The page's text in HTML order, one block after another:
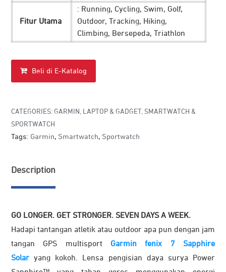
Fitur Utama
: Running, Cycling, Swim, Golf,
Outdoor, Tracking, Hiking,
Climbing, Bersepeda, Triathlon
Beli di E-Katalog
CATEGORIES: GARMIN LAPTOP & GADGET, SMARTWATCH &
SPORTWATCH
Tags: Garmin, Smartwatch, Sportwatch
Description
GO LONGER. GET STRONGER. SEVEN DAYS A WEEK.
Hadapi tantangan atletik atau outdoor apa pun dengan jam
tangan GPS multisport Garmin fenix 7 Sapphire
Solar yang kokoh. Lensa pengisian daya surya Power